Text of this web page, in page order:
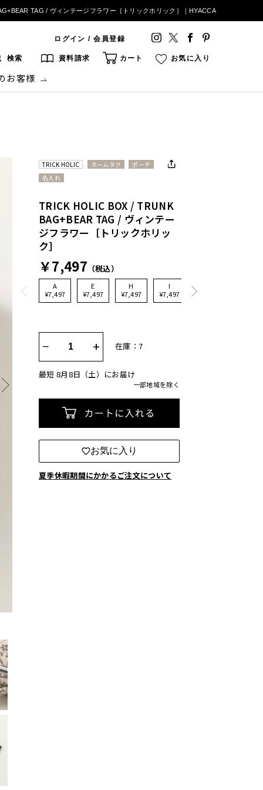
TAG / ヴィンテージフラワー［トリックホリック］｜HYACCA
ログイン / 会員登録
検索 資料請求 カート お気に入り
お客様
TRICK HOLIC ネームタグ
ポーチ
名入れ
A
¥7,497
E
¥7,497
H
¥7,497
I
¥7,497
¥7,497
TRICK HOLIC BOX / TRUNK
BAG+BEAR TAG / ヴィンテー
ジフラワー［トリックホリッ
ク］
￥7,497 （税込）
− + 在庫：7
最短 8月8日（土）にお届け
一部地域を除く
お気に入り
夏季休暇期間にかかるご注文について